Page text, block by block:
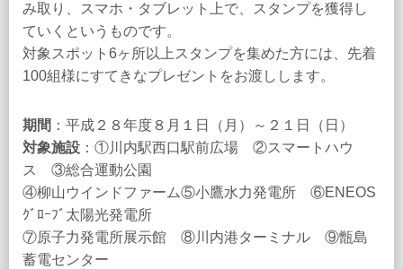
み取り、スマホ・タブレット上で、スタンプを獲得し
ていくというものです。
対象スポット6ヶ所以上スタンプを集めた方には、先着
100組様にすてきなプレゼントをお渡しします。
期間 ：平成２８年度８月１日（月）～２１日（日）
対象施設 ：①川内駅西口駅前広場 ②スマートハウ
ス ③総合運動公園
④柳山ウインドファーム⑤小鷹水力発電所 ⑥ENEOS
ｸﾞﾛｰﾌﾞ太陽光発電所
⑦原子力発電所展示館 ⑧川内港ターミナル ⑨甑島
蓄電センター